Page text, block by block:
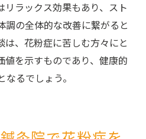
リラックス効果もあり、スト
調の全体的な改善に繋がると
、花粉症に苦しむ方々にと
値を示すものであり、健康的
るでしょう。